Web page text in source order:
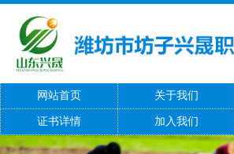
网站首页 关于我们
证书详情 加入我们